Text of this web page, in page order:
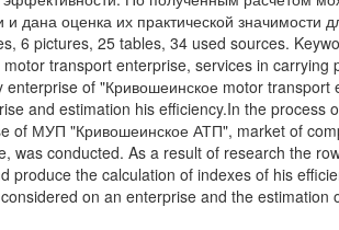
дана оценка их практической
6 pictures, 25 tables, 34 used sources.
transport enterprise, services in
of "Кривошеинское motor
and estimation his efficiency.In the
of МУП "Кривошеинское АТП", market of
was conducted. As a result of research the
produce the calculation of indexes of his
on an enterprise and the